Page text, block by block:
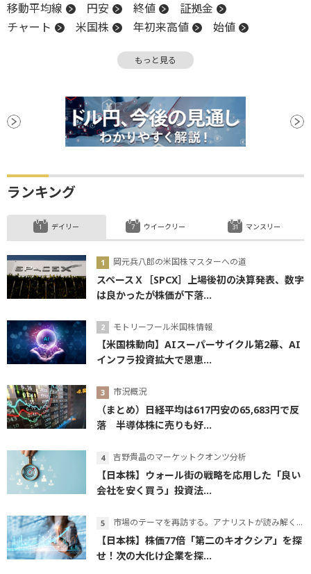
移動平均線
円安 終値
証拠金
チャート
米国株 年初来高値
始値
週足 安値
もっと見る
ランキング
デイリー
岡元兵八郎の米国株マスターへの道
スペースＸ［SPCX］上場後初の決算発表、数字
は良かったが株価が下落...
モトリーフール米国株情報
【米国株動向】AIスーパーサイクル第2幕、AI
インフラ投資拡大で恩恵...
市況概況
（まとめ）日経平均は617円安の65,683円で反
落 半導体株に売りも好...
吉野貴晶のマーケットクオンツ分析
【日本株】ウォール街の戦略を応用した「良い
会社を安く買う」投資法...
市場のテーマを再訪する。アナリストが読み解くテーマの本質
【日本株】株価77倍「第二のキオクシア」を探
せ！次の大化け企業を探...
ウイークリー マンスリー